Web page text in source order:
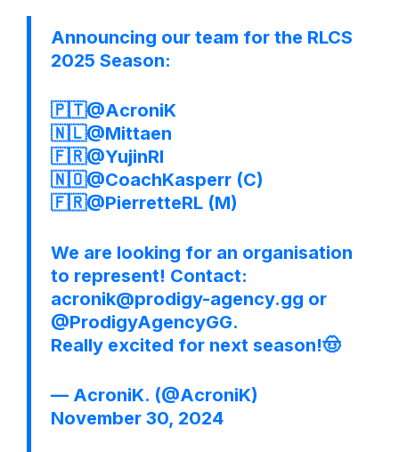
Announcing our team for the RLCS
2025 Season:
🇵🇹@AcroniK
🇳🇱@Mittaen
🇫🇷@YujinRl
🇳🇴@CoachKasperr (C)
🇫🇷@PierretteRL (M)
We are looking for an organisation
to represent! Contact:
acronik@prodigy-agency.gg or
@ProdigyAgencyGG.
Really excited for next season!🤠
— AcroniK. (@AcroniK)
November 30, 2024